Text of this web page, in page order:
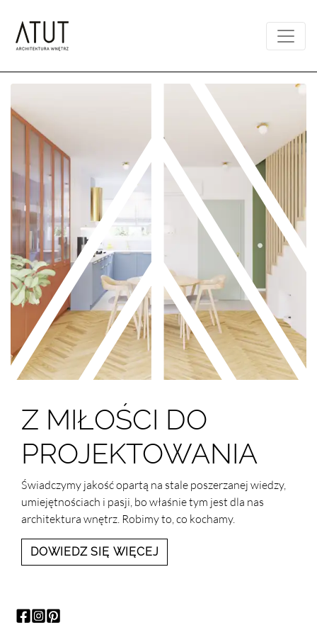
Z MIŁOŚCI DO
PROJEKTOWANIA
Świadczymy jakość opartą na stale poszerzanej wiedzy,
umiejętnościach i pasji, bo właśnie tym jest dla nas
architektura wnętrz. Robimy to, co kochamy.
DOWIEDZ SIĘ WIĘCEJ